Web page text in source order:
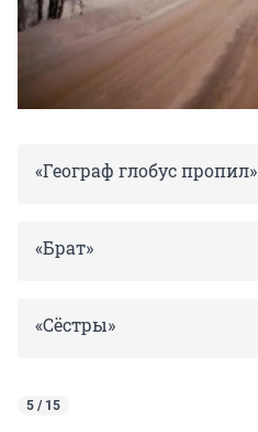
«Географ глобус пропил»
«Брат»
«Сёстры»
5 / 15